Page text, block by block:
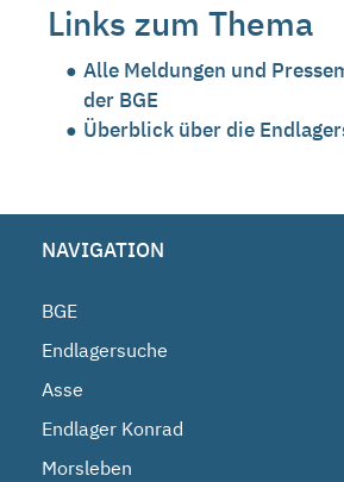
Links zum Thema
Alle Meldungen und
der BGE
Überblick über die
NAVIGATION
BGE
Endlagersuche
Asse
Endlager Konrad
Morsleben